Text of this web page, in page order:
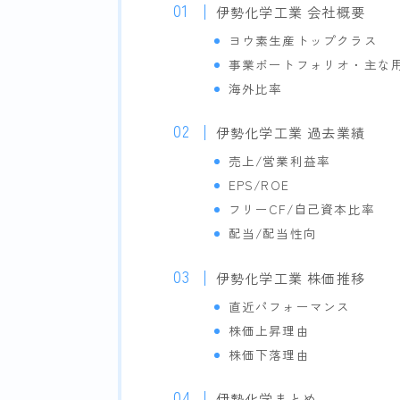
伊勢化学工業 会社概要
ヨウ素生産トップクラス
事業ポートフォリオ・主な
海外比率
伊勢化学工業 過去業績
売上/営業利益率
EPS/ROE
フリーCF/自己資本比率
配当/配当性向
伊勢化学工業 株価推移
直近パフォーマンス
株価上昇理由
株価下落理由